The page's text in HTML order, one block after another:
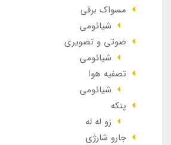
مسواک برقی
شیائومی
صوتی و تصویری
شیائومی
تصفیه هوا
شیائومی
پنکه
زو له له
جارو شارژی